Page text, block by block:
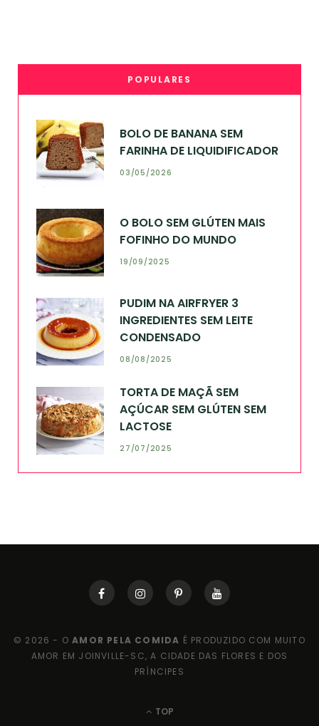
POPULARES
BOLO DE BANANA SEM
FARINHA DE LIQUIDIFICADOR
03/05/2026
O BOLO SEM GLÚTEN MAIS
FOFINHO DO MUNDO
19/09/2025
PUDIM NA AIRFRYER 3
INGREDIENTES SEM LEITE
CONDENSADO
08/08/2025
TORTA DE MAÇÃ SEM
AÇÚCAR SEM GLÚTEN SEM
LACTOSE
27/07/2025
© 2026 - OAMOR PELA COMIDA É PRODUZIDO COM MUITO
AMOR EM JOINVILLE-SC, A CIDADE DAS FLORES E DOS
PRÍNCIPES
TOP